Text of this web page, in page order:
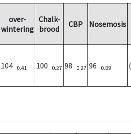
over-
wintering
Chalk-
brood
CBP Nosemosis
104 0.41 100 0.27 98 0.27 96 0.09